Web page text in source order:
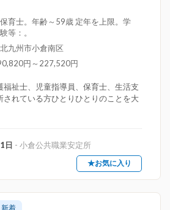
育士。年齢～59歳 定年を上限。学
等：。
九州市小倉南区
円～227,520円
福祉士、児童指導員、保育士、生活支
されている方ひとりひとりのことを大
日 - 小倉公共職業安定所
★お気に入り
新着